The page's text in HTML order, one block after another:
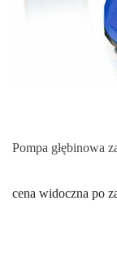
Pompa głębinowa
cena widoczna po